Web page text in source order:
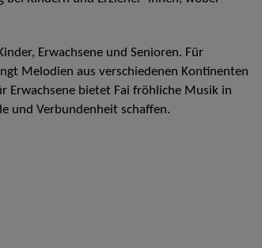
Erwachsene und Senioren. Für
Melodien aus verschiedenen Kontinenten
Erwachsene bietet Fai fröhliche Musik in
und Verbundenheit schaffen.